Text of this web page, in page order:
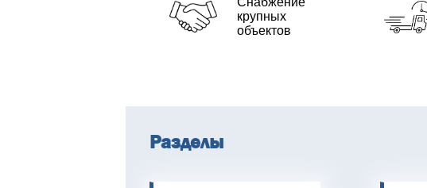
крупных
объектов
Разделы